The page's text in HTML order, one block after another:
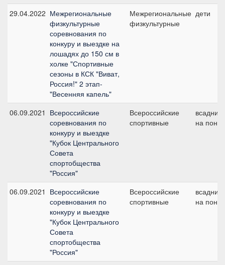
29.04.2022 Межрегиональные
физкультурные
соревнования по
конкуру и выездке на
лошадях до 150 см в
холке "Спортивные
сезоны в КСК "Виват,
Россия!" 2 этап-
"Весенняя капель"
Межрегиональные
физкультурные
дети
06.09.2021 Всероссийские
соревнования по
конкуру и выездке
"Кубок Центрального
Совета
спортобщества
"Россия"
Всероссийские
спортивные
всадники
на пони
06.09.2021 Всероссийские
соревнования по
конкуру и выездке
"Кубок Центрального
Совета
спортобщества
"Россия"
Всероссийские
спортивные
всадники
на пони